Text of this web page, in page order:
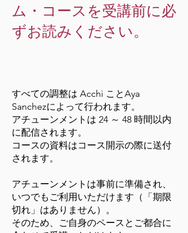
ム・コースを受講前に必
ずお読みください。
すべての調整は Acchi ことAya
Sanchezによって行われます。
アチューンメントは 24 ～ 48 時間以内
に配信されます。
コースの資料はコース開示の際に送付
されます。
アチューンメントは事前に準備され、
いつでもご利用いただけます（「期限
切れ」はありません）。
そのため、ご自身のペースとご都合に